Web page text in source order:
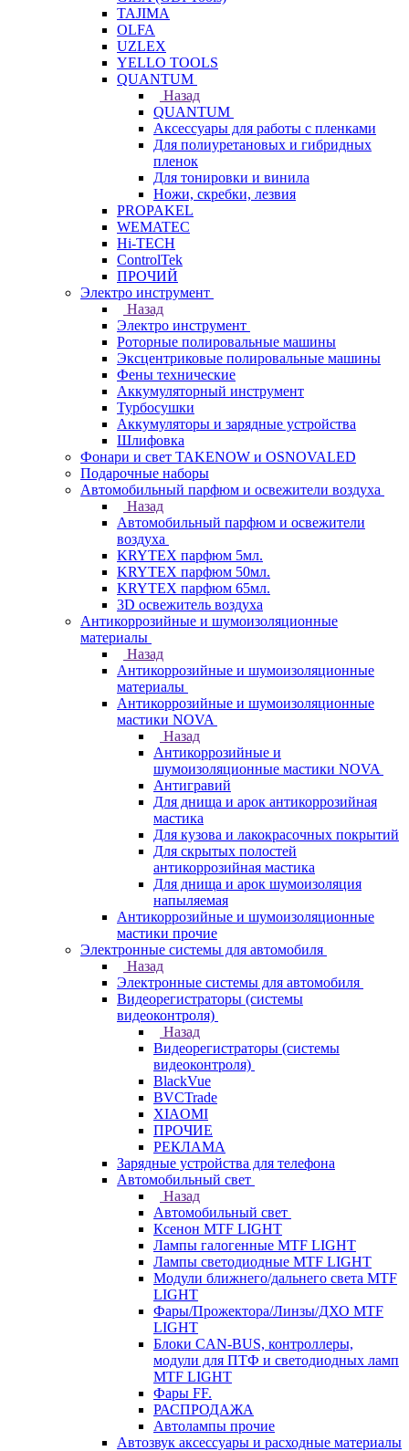
TAJIMA
OLFA
UZLEX
YELLO TOOLS
QUANTUM
Назад
QUANTUM
Аксессуары для работы с пленками
Для полиуретановых и гибридных
пленок
Для тонировки и винила
Ножи, скребки, лезвия
PROPAKEL
WEMATEC
Hi-TECH
ControlTek
ПРОЧИЙ
Электро инструмент
Назад
Электро инструмент
Роторные полировальные машины
Эксцентриковые полировальные машины
Фены технические
Аккумуляторный инструмент
Турбосушки
Аккумуляторы и зарядные устройства
Шлифовка
Фонари и свет TAKENOW и OSNOVALED
Подарочные наборы
Автомобильный парфюм и освежители воздуха
Назад
Автомобильный парфюм и освежители
воздуха
KRYTEX парфюм 5мл.
KRYTEX парфюм 50мл.
KRYTEX парфюм 65мл.
3D освежитель воздуха
Антикоррозийные и шумоизоляционные
материалы
Назад
Антикоррозийные и шумоизоляционные
материалы
Антикоррозийные и шумоизоляционные
мастики NOVA
Назад
Антикоррозийные и
шумоизоляционные мастики NOVA
Антигравий
Для днища и арок антикоррозийная
мастика
Для кузова и лакокрасочных покрытий
Для скрытых полостей
антикоррозийная мастика
Для днища и арок шумоизоляция
напыляемая
Антикоррозийные и шумоизоляционные
мастики прочие
Электронные системы для автомобиля
Назад
Электронные системы для автомобиля
Видеорегистраторы (системы
видеоконтроля)
Назад
Видеорегистраторы (системы
видеоконтроля)
BlackVue
BVCTrade
XIAOMI
ПРОЧИЕ
РЕКЛАМА
Зарядные устройства для телефона
Автомобильный свет
Назад
Автомобильный свет
Ксенон MTF LIGHT
Лампы галогенные MTF LIGHT
Лампы светодиодные MTF LIGHT
Модули ближнего/дальнего света MTF
LIGHT
Фары/Прожектора/Линзы/ДХО MTF
LIGHT
Блоки CAN-BUS, контроллеры,
модули для ПТФ и светодиодных ламп
MTF LIGHT
Фары FF.
РАСПРОДАЖА
Автолампы прочие
Автозвук аксессуары и расходные материалы